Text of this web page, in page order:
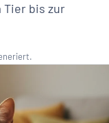
Tier bis zur